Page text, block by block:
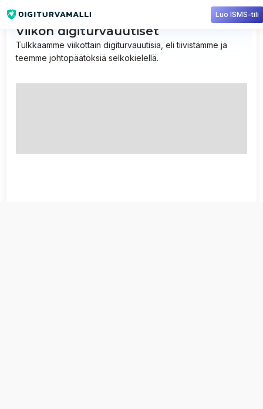
Viikon digiturvauutiset
Tulkkaamme viikottain digiturvauutisia, eli tiivistämme ja
teemme johtopäätöksiä selkokielellä.
Luo ISMS-tili